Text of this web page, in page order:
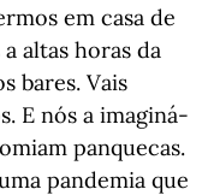
em casa de
altas horas da
bares. Vais
E nós a imaginá-
panquecas.
pandemia que